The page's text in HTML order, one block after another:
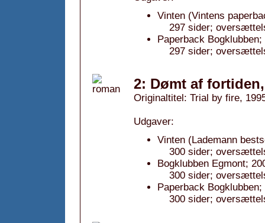
Vinten (Vintens
297 sider;
Paperback Bogklubben;
297 sider;
2: Dømt af
Originaltitel: Trial by fire,
Udgaver:
Vinten (Lademann
300 sider;
Bogklubben Egmont;
300 sider;
Paperback Bogklubben;
300 sider;